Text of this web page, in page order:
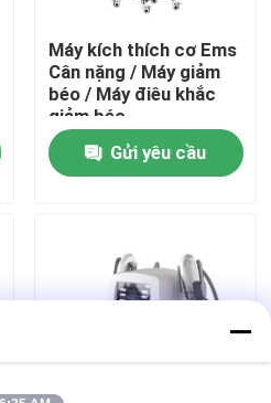
Máy kích thích cơ Ems
Cân nặng / Máy giảm
béo / Máy điêu khắc
giảm béo
Gửi yêu cầu